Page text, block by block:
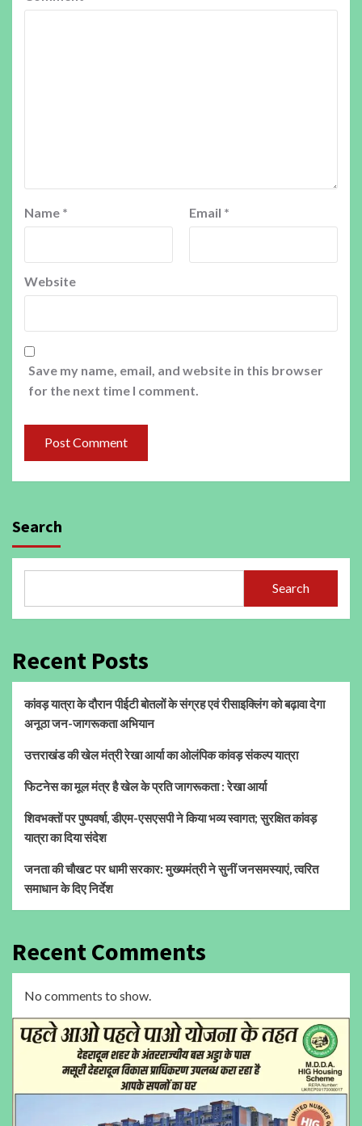
Name * Email *
Website
Save my name, email, and website in this browser
for the next time I comment.
Search
Search
Recent Posts
कांवड़ यात्रा के दौरान पीईटी बोतलों के संग्रह एवं रीसाइक्लिंग को बढ़ावा देगा
अनूठा जन-जागरूकता अभियान
उत्तराखंड की खेल मंत्री रेखा आर्या का ओलंपिक कांवड़ संकल्प यात्रा
फिटनेस का मूल मंत्र है खेल के प्रति जागरूकता : रेखा आर्या
शिवभक्तों पर पुष्पवर्षा, डीएम-एसएसपी ने किया भव्य स्वागत; सुरक्षित कांवड़
यात्रा का दिया संदेश
जनता की चौखट पर धामी सरकार: मुख्यमंत्री ने सुनीं जनसमस्याएं, त्वरित
समाधान के दिए निर्देश
Recent Comments
No comments to show.